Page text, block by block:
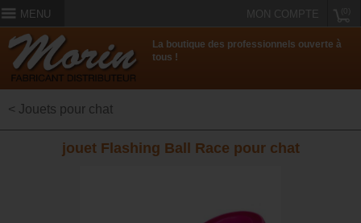
MENU MON COMPTE
La boutique des professionnels ouverte à
tous !
< Jouets pour chat
jouet Flashing Ball Race pour chat